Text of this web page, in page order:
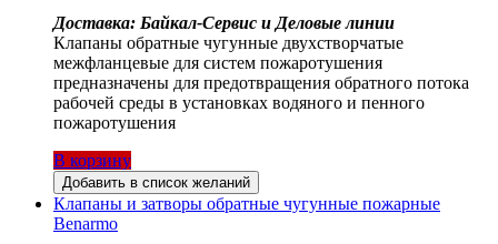
Доставка: Байкал-Сервис и Деловые линии
Клапаны обратные чугунные двухстворчатые
межфланцевые для систем пожаротушения
предназначены для предотвращения обратного потока
рабочей среды в установках водяного и пенного
пожаротушения
В корзину
Добавить в список желаний
Клапаны и затворы обратные чугунные пожарные
Benarmo